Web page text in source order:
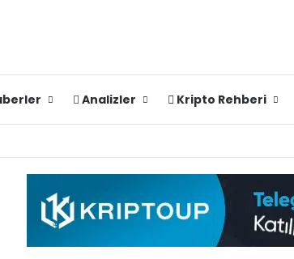
Analizler Kripto Rehberi